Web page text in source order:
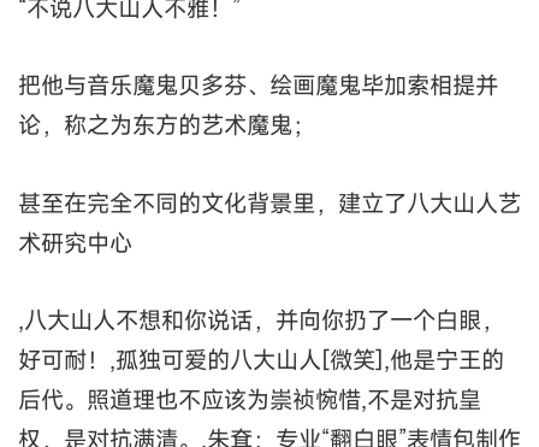
“不说八大山人不雅！”
把他与音乐魔鬼贝多芬、绘画魔鬼毕加索相提并
论，称之为东方的艺术魔鬼；
甚至在完全不同的文化背景里，建立了八大山人艺
术研究中心
,八大山人不想和你说话，并向你扔了一个白眼，
好可耐！,孤独可爱的八大山人[微笑],他是宁王的
后代。照道理也不应该为崇祯惋惜,不是对抗皇
权，是对抗满清。,朱耷：专业“翻白眼”表情包制作